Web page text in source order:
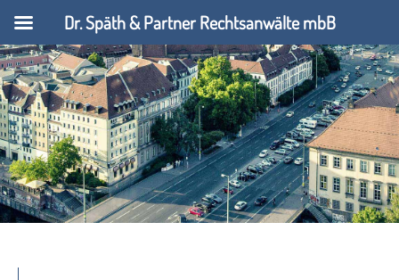
Dr. Späth & Partner Rechtsanwälte mbB